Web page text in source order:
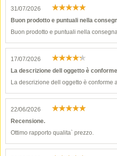
31/07/2026
Buon prodotto e puntuali nella
Buon prodotto e puntuali nella
17/07/2026
La descrizione dell oggetto è
La descrizione dell oggetto è conforme
22/06/2026
Recensione.
Ottimo rapporto qualita` prezzo.